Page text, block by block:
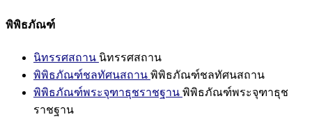
พิพิธภัณฑ์
นิทรรศสถาน นิทรรศสถาน
พิพิธภัณฑ์ชลทัศนสถาน พิพิธภัณฑ์ชลทัศนสถาน
พิพิธภัณฑ์พระจุฑาธุชราชฐาน พิพิธภัณฑ์พระจุฑาธุช
ราชฐาน